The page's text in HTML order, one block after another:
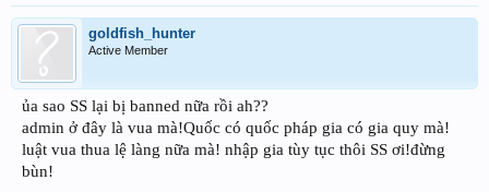
goldfish_hunter
Active Member
ủa sao SS lại bị banned nữa rồi ah??
admin ở đây là vua mà!Quốc có quốc pháp gia có gia quy mà!
luật vua thua lệ làng nữa mà! nhập gia tùy tục thôi SS ơi!đừng
bùn!